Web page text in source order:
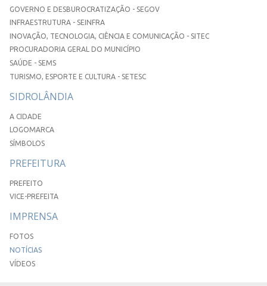
GOVERNO E DESBUROCRATIZAÇÃO - SEGOV
INFRAESTRUTURA - SEINFRA
INOVAÇÃO, TECNOLOGIA, CIÊNCIA E COMUNICAÇÃO - SITEC
PROCURADORIA GERAL DO MUNICÍPIO
SAÚDE - SEMS
TURISMO, ESPORTE E CULTURA - SETESC
SIDROLÂNDIA
A CIDADE
LOGOMARCA
SÍMBOLOS
PREFEITURA
PREFEITO
VICE-PREFEITA
IMPRENSA
FOTOS
NOTÍCIAS
VÍDEOS